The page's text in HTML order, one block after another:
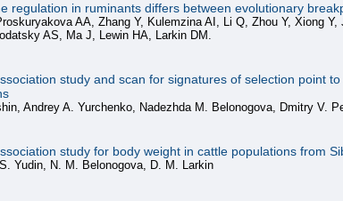
regulation in ruminants differs between evolutionary
AA, Zhang Y, Kulemzina AI, Li Q, Zhou Y, Xiong
AS, Ma J, Lewin HA, Larkin DM.
study and scan for signatures of selection point
Andrey A. Yurchenko, Nadezhda M. Belonogova, Dmitry V.
study for body weight in cattle populations from
Yudin, N. M. Belonogova, D. M. Larkin